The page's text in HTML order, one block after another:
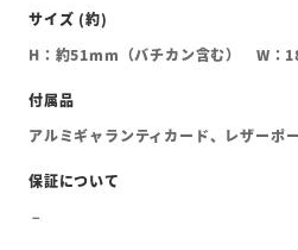
H：約51mm（バチカン含む） W
アルミギャランティカード、レザーポ